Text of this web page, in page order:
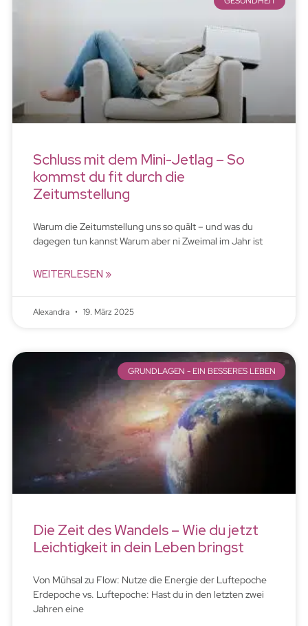
Schluss mit dem Mini-Jetlag – So
kommst du fit durch die
Zeitumstellung
Warum die Zeitumstellung uns so quält – und was du
dagegen tun kannst Warum aber ni Zweimal im Jahr ist
WEITERLESEN »
Alexandra 19. März 2025
GRUNDLAGEN - EIN BESSERES LEBEN
Die Zeit des Wandels – Wie du jetzt
Leichtigkeit in dein Leben bringst
Von Mühsal zu Flow: Nutze die Energie der Luftepoche
Erdepoche vs. Luftepoche: Hast du in den letzten zwei
Jahren eine